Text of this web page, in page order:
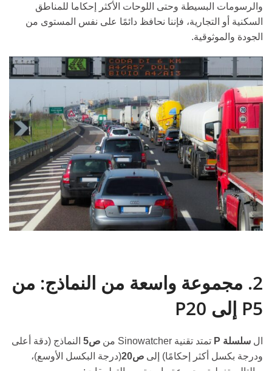
والرسومات البسيطة وحتى اللوحات الأكثر إحكاما للمناطق
السكنية أو التجارية، فإننا نحافظ دائمًا على نفس المستوى من
الجودة والموثوقية.
2. مجموعة واسعة من النماذج: من
P5 إلى P20
ال سلسلة P تمتد تقنية Sinowatcher من ص5
النماذج (دقة أعلى
ودرجة بكسل أكثر إحكامًا) إلى ص20
(درجة البكسل الأوسع)،